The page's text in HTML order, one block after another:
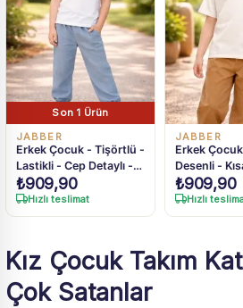
Son 1 Ürün
JABBER
Erkek Çocuk - Tişörtlü -
Lastikli - Cep Detaylı -
Keten Pantolonlu Takım
₺909,90
Hızlı teslimat
JABBER
Erkek
Desenli -
Tişörtlü - Keten
Pantolonlu
₺909,90
Hızlı
Kız Çocuk Takım
Çok Satanlar